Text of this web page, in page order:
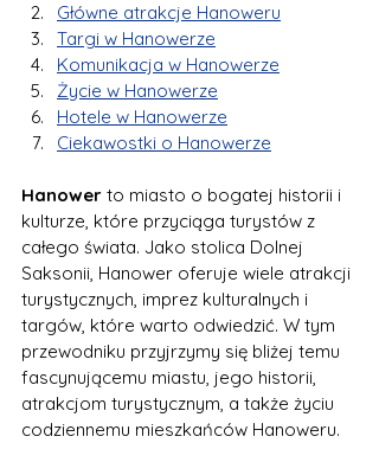
Główne atrakcje Hanoweru
Targi w Hanowerze
Komunikacja w Hanowerze
Życie w Hanowerze
Hotele w Hanowerze
Ciekawostki o Hanowerze
Hanower to miasto o bogatej historii i
kulturze, które przyciąga turystów z
całego świata. Jako stolica Dolnej
Saksonii, Hanower oferuje wiele atrakcji
turystycznych, imprez kulturalnych i
targów, które warto odwiedzić. W tym
przewodniku przyjrzymy się bliżej temu
fascynującemu miastu, jego historii,
atrakcjom turystycznym, a także życiu
codziennemu mieszkańców Hanoweru.